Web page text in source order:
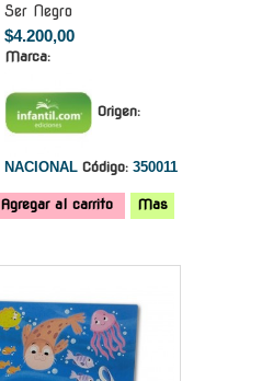
Ser Negro
$4.200,00
Marca:
Origen:
NACIONAL Código: 350011
Agregar al carrito Mas